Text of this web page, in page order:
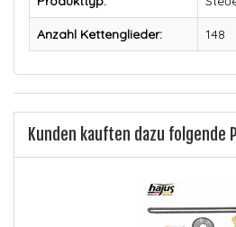
Anzahl Kettenglieder: 148
Kunden kauften dazu folgende